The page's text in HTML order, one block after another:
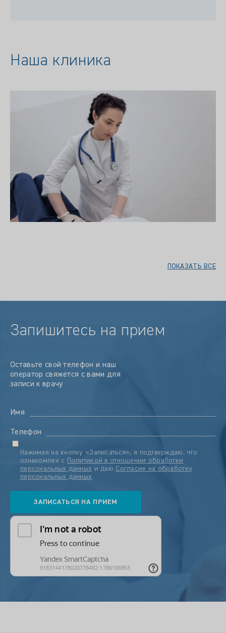
Наша клиника
ПОКАЗАТЬ ВСЕ
Запишитесь на прием
Оставьте свой телефон и наш
оператор свяжется с вами для
записи к врачу
Имя
Телефон
Нажимая на кнопку «Записаться», я подтверждаю, что
ознакомлен с
Политикой в отношении обработки
персональных данных и даю Согласие на обработку
персональных данных